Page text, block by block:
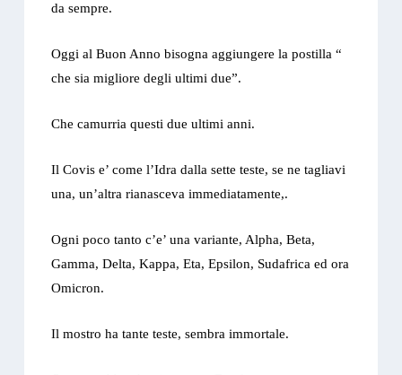
da sempre.
Oggi al Buon Anno bisogna aggiungere la postilla “
che sia migliore degli ultimi due”.
Che camurria questi due ultimi anni.
Il Covis e’ come l’Idra dalla sette teste, se ne tagliavi
una, un’altra rianasceva immediatamente,.
Ogni poco tanto c’e’ una variante, Alpha, Beta,
Gamma, Delta, Kappa, Eta, Epsilon, Sudafrica ed ora
Omicron.
Il mostro ha tante teste, sembra immortale.